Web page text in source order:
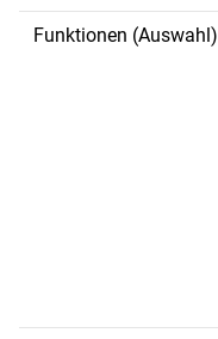
Funktionen (Auswahl)